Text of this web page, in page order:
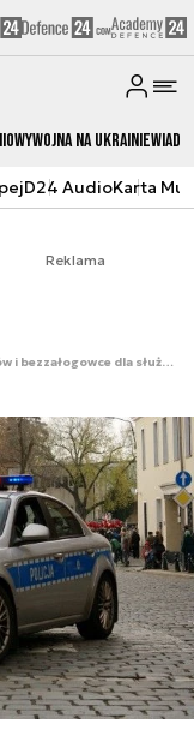
Wojna na Ukrainie
D24 AudioKarta
Reklama
1,5 tys. pojazdów i bezzałogowce dla służb mundurowych